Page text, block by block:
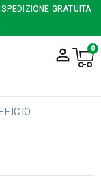
GRATUITA
person_outline 0